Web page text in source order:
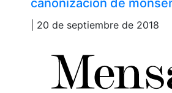
canonización de
| 20 de septiembre de 2018